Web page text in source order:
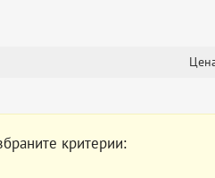
критерии: